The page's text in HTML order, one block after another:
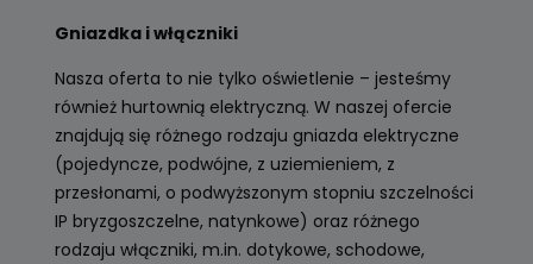
Gniazdka i włączniki
Nasza oferta to nie tylko oświetlenie – jesteśmy
również hurtownią elektryczną. W naszej ofercie
znajdują się różnego rodzaju gniazda elektryczne
(pojedyncze, podwójne, z uziemieniem, z
przesłonami, o podwyższonym stopniu szczelności
IP bryzgoszczelne, natynkowe) oraz różnego
rodzaju włączniki, m.in. dotykowe, schodowe,